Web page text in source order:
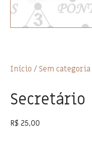
Início / Sem categoria
Secretário
R$ 25,00